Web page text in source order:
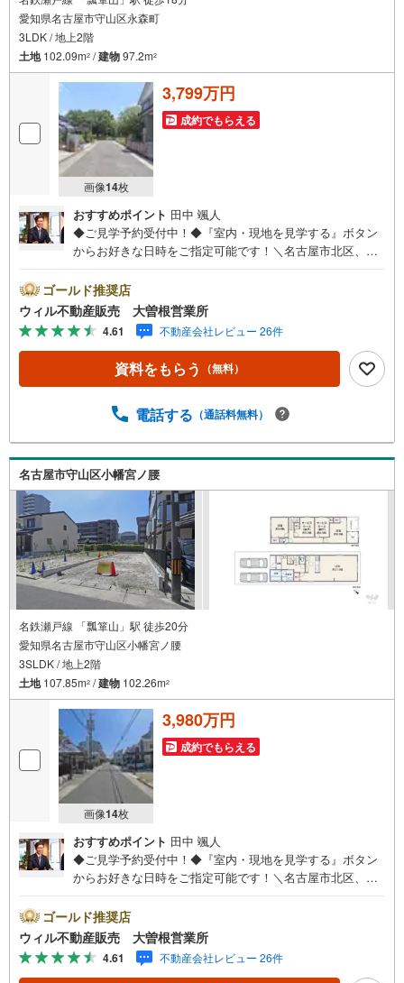
愛知県名古屋市守山区永森町
3LDK / 地上2階
土地102.09m2 /建物97.2m2
画像14枚
3,799万円
成約でもらえる
おすすめポイント 田中 颯人
◆ご見学予約受付中！◆『室内・現地を見学する』ボタン
からお好きな日時をご指定可能です！＼名古屋市北区、守
区、守山区の直接のご売却依頼を数多くいただいている不
動産仲介会社です。ネット上で分かる立地環境はもちろ
ん、過去にお任せいただいたお客様に現地の生の声をもと
に住戸環境を提案致します。＼平日のお住まい探しの方へ/
弊社では平日にご内覧・契約など平日にお住まい探しをさ
れるお客様にサービスをご用意しています。＼お仕事で忙
事前にご予約頂きましたら営業時間外でのご内覧もご対応
動産業者間で不動産情報が共有されているので、名古屋市
全域や、その他隣接エリアでもご内覧が可能です！ 【大曽
根営業所】○地下鉄名城線、JR中央線「大曽根」駅徒歩1分
○お子様が遊べるキッズスペースあり○定休日ございません
ゴールド推奨店
ウィル不動産販売 大曽根営業所
4.61 不動産会社レビュー 26件
資料をもらう （無料）
電話する （通話料無料）
名古屋市守山区小幡宮ノ腰
名鉄瀬戸線 「瓢箪山」駅 徒歩20分
愛知県名古屋市守山区小幡宮ノ腰
3SLDK / 地上2階
土地107.85m2 /建物 102.26m2
画像14枚
3,980万円
成約でもらえる
おすすめポイント 田中 颯人
◆ご見学予約受付中！◆『室内・現地を見学する』ボタン
からお好きな日時をご指定可能です！＼名古屋市北区、守
区、守山区の直接のご売却依頼を数多くいただいている不
動産仲介会社です。ネット上で分かる立地環境はもちろ
ん、過去にお任せいただいたお客様に現地の生の声をもと
に住戸環境を提案致します。＼平日のお住まい探しの方へ/
ゴールド推奨店
ウィル不動産販売 大曽根営業所
4.61 不動産会社レビュー 26件